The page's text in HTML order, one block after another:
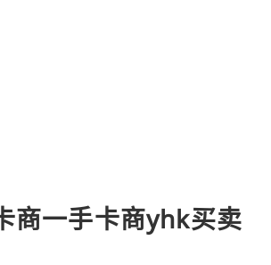
商一手卡商yhk买卖